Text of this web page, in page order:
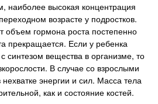
наиболее высокая концентрация
возрасте у подростков.
объем гормона роста постепенно
прекращается. Если у ребенка
вещества в организме, то
В случае со взрослыми
энергии и сил. Масса тела
как и состояние костей.